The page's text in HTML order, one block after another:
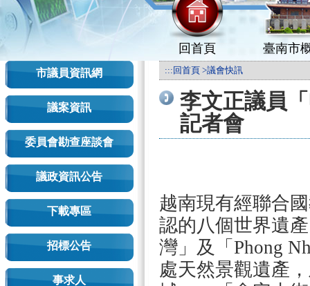
回首頁 臺南市
市議員資訊網
議案資訊
委員會勘查座談會
議政資訊公告
下載專區
招標公告
事求人
::: 回首頁 >議會快訊
李文正議員
記者會
越南現有經聯合
認的八個世界遺
灣」及「Phong
處天然景觀遺產